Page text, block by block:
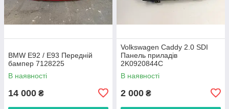
BMW E92 / E93 Передній
бампер 7128225
В наявності
14 000 ₴
Volkswagen Caddy 2.0 SDI
Панель приладів
2K0920844C
В наявності
2 000 ₴